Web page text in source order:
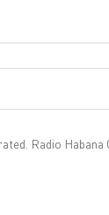
Radio